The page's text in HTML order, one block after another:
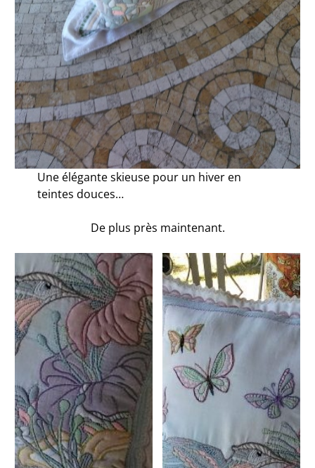
Une élégante skieuse pour un hiver en
teintes douces…
De plus près maintenant.